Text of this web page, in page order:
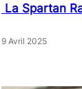
La Spartan
9 Avril 2025